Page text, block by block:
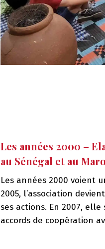
Les années 2000 –
au Sénégal et au
Les années 2000 voient
2005, l’association
ses actions. En 2007,
accords de coopération